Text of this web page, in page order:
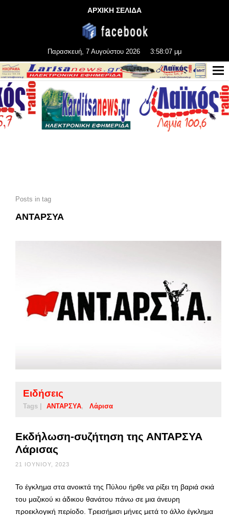
ΑΡΧΙΚΗ ΣΕΛΙΔΑ
Παρασκευή, 7 Αυγούστου 2026 3:58:08 μμ
Posts in tag
ΑΝΤΑΡΣΥΑ
Ειδήσεις
Tags | ΑΝΤΑΡΣΥΑ Λάρισα
Εκδήλωση-συζήτηση της ΑΝΤΑΡΣΥΑ
Λάρισας
21 ΙΟΥΝΊΟΥ, 2023
Το έγκλημα στα ανοικτά της Πύλου ήρθε να ρίξει τη βαριά σκιά
του μαζικού κι άδικου θανάτου πάνω σε μια άνευρη
προεκλογική περίοδο. Τρεισήμισι μήνες μετά το άλλο έγκλημα